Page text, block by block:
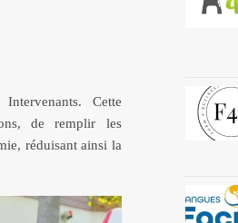
Cette
de remplir les
réduisant ainsi la